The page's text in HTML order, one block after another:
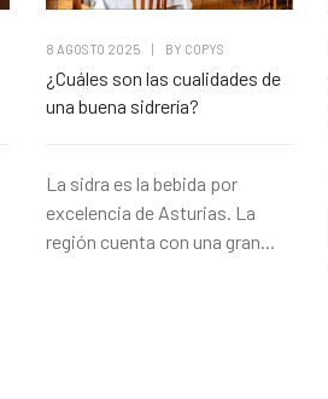
8 AGOSTO 2025 BY COPYS
¿Cuáles son las cualidades de
una buena sidrería?
La sidra es la bebida por
excelencia de Asturias. La
región cuenta con una gran...